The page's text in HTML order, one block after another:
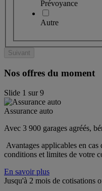
Prévoyance
Autre
Suivant
Nos offres du moment
Slide 1 sur9
Assurance auto
Avec 3 900 garages agréés,
Avantages applicables en
conditions et limites de votre
En savoir plus
Jusqu'à 2 mois de cotisations